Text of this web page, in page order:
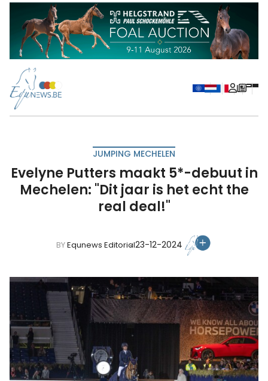
JUMPING MECHELEN
Evelyne Putters maakt 5*-debuut in
Mechelen: "Dit jaar is het echt the
real deal!"
BYEqunews Editorial23-12-2024